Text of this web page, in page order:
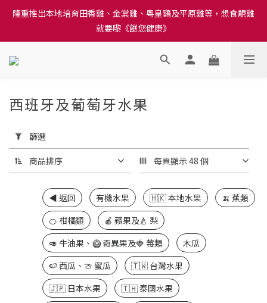
訂單結帳注意事項：送貨方法中選擇區域 - 然後當填寫地址時, 請
小心選擇分區及區域, 因資料錯誤會影響前往結帳
隆重推出本地培育田香雞、金棠雞、粵皇鷄及平原雞等，想食靚雞
就要嚟《餸您健康》
訂單結帳注意事項：送貨方法中選擇區域 - 然後當填寫地址時, 請
用
篩
選
(HK$)
西班牙及葡萄牙水果
篩選
商品排序 每頁顯示 48 個
◀️ 返回 有機水果 🇭🇰 本地水果
🍌 蕉類
🍊 柑橘類
🍎 蘋果及🍐 梨
🥑 牛油果、🥝 奇異果及🍓 莓類
木瓜
🍉 西瓜、🍈 蜜瓜
🇹🇼 台灣水果
🇯🇵 日本水果
🇹🇭 泰國水果